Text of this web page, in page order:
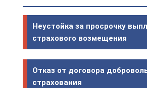
Неустойка за просрочку
страхового возмещения
Отказ от договора
страхования